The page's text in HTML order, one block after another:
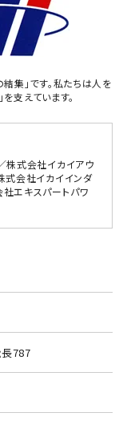
集」です。私たちは人を
支えています。
株式会社イカイアウ
式会社イカイインダ
エキスパートパワ
787